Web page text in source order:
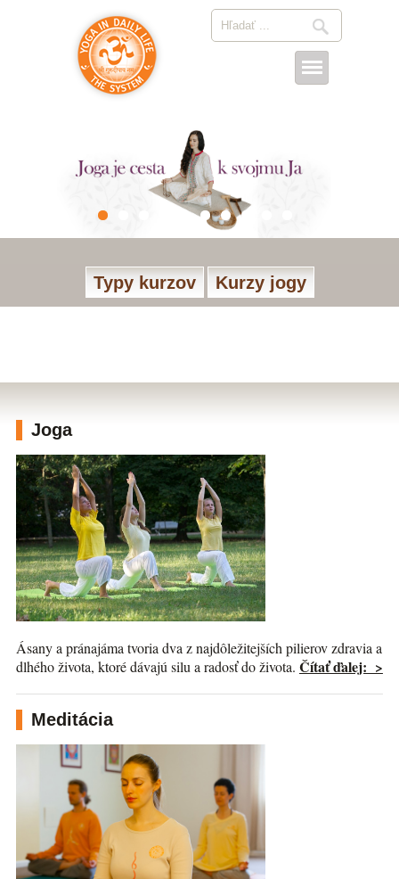
Typy kurzov Kurzy jogy
Joga
Ásany a pránajáma tvoria dva z najdôležitejších pilierov zdravia a
dlhého života, ktoré dávajú silu a radosť do života. Čítať ďalej: >
Meditácia